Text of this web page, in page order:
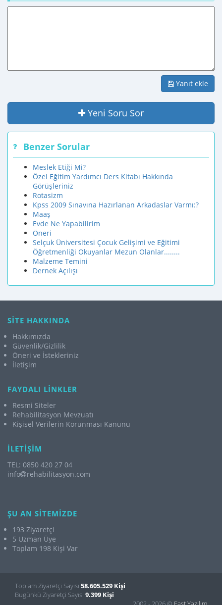
Yanıt ekle
Yeni Soru Sor
Benzer Sorular
Meslek Etiği Mi?
Özel Eğitim Yardımcı Ders Kitabı Hakkında
Görüşleriniz
Rotasizm
Kpss 2009 Sınavına Hazırlanan Arkadaslar Varmı:?
Maaş
Evde Ne Yapabilirim
Öneri
Selçuk Üniversitesi Çocuk Gelişimi ve Eğitimi
Öğretmenliği Okuyanlar Mezun Olanlar........
Malzeme Temini
Dernek Açılışı
SİTE HAKKINDA
Hakkımızda
Güvenlik/Gizlilik
Öneri ve İstekleriniz
İletişim
FAYDALI LİNKLER
Resmi Siteler
Rehabilitasyon Mevzuatı
Kişisel Verilerin Korunması Kanunu
İLETİŞİM
TEL: 0850 420 27 04
info
rehabilitasyon.com
ŞU AN SİTEMİZDE
193 Ziyaretçi
5 Uzman Üye
Toplam 198 Kişi Var
Toplam Ziyaretçi Sayısı 58.605.529 Kişi
Bugünkü Ziyaretçi Sayısı 9.399 Kişi